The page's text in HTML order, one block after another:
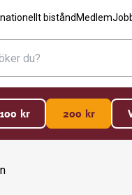
bistånd Medlem
100 kr 200 kr